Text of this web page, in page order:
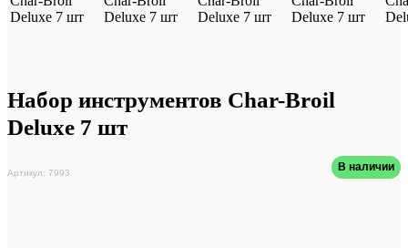
Набор инструментов Char-Broil
Deluxe 7 шт
Артикул: 7993 В наличии